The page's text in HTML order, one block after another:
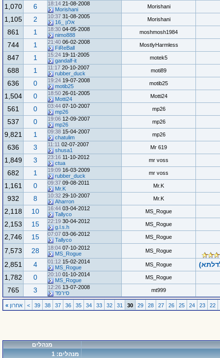
Morishani
21-08-2008
18:14
Morishani
6
1,070
Morishani
31-08-2005
10:37
אלון _16
2
1,105
moshmosh1984
04-05-2008
18:30
nimo888
1
861
MostlyHarmless
06-02-2008
21:40
FiReBall
1
744
motek5
19-11-2005
15:24
gandalf-it
1
847
moti89
20-10-2007
11:17
rubber_duck
1
688
motib25
19-07-2008
19:24
motib25
0
636
Motti24
26-01-2005
18:50
Motti24
0
1,504
mp26
07-10-2007
03:44
mp26
0
561
mp26
12-09-2007
19:06
mp26
0
537
mp26
15-04-2007
09:38
chatulim
1
9,821
Mr 619
02-07-2007
11:11
shusa1
3
636
mr voss
11-10-2012
23:16
ctua
3
1,849
mr voss
16-03-2009
19:09
rubber_duck
1
682
Mr.K
09-08-2011
09:37
Mr.K
0
1,161
Mr.K
29-10-2007
10:32
Aharron
8
932
MS_Rogue
03-04-2012
16:44
Tallyco
10
2,118
MS_Rogue
30-04-2012
22:19
g.l.s.h
15
2,153
MS_Rogue
03-06-2012
07:07
Tallyco
15
2,746
MS_Rogue
07-10-2012
18:04
MS_Rogue
28
7,573
MS_Rogue
15-02-2014
01:12
MS_Rogue
4
2,851
MS_Rogue
01-10-2014
20:10
MS_Rogue
0
1,782
mt999
13-07-2008
12:26
סירפד
3
765
22
23
24
25
26
27
28
29
30
31
32
33
34
35
36
37
38
39
> אחרון »
מנהלים
מנהלים: 1